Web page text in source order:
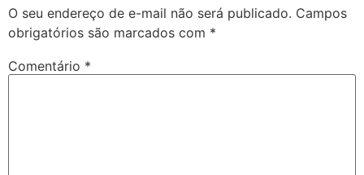
O seu endereço de e-mail não será publicado. Campos
obrigatórios são marcados com *
Comentário *